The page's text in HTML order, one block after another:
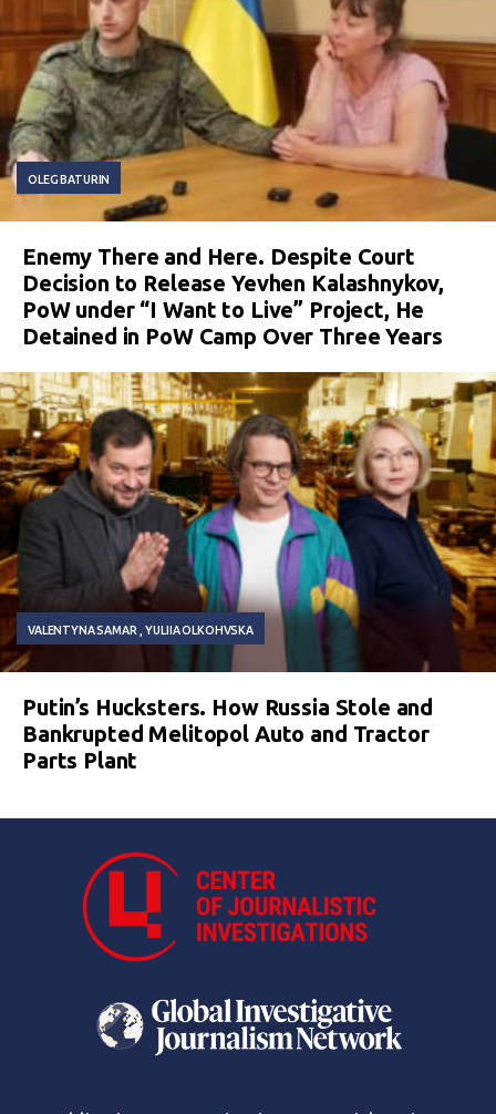
OLEG BATURIN
Enemy There and Here. Despite Court
Decision to Release Yevhen Kalashnykov,
PoW under “I Want to Live” Project, He
Detained in PoW Camp Over Three Years
VALENTYNA SAMAR YULIIA OLKOHVSKA
Putin’s Hucksters. How Russia Stole and
Bankrupted Melitopol Auto and Tractor
Parts Plant